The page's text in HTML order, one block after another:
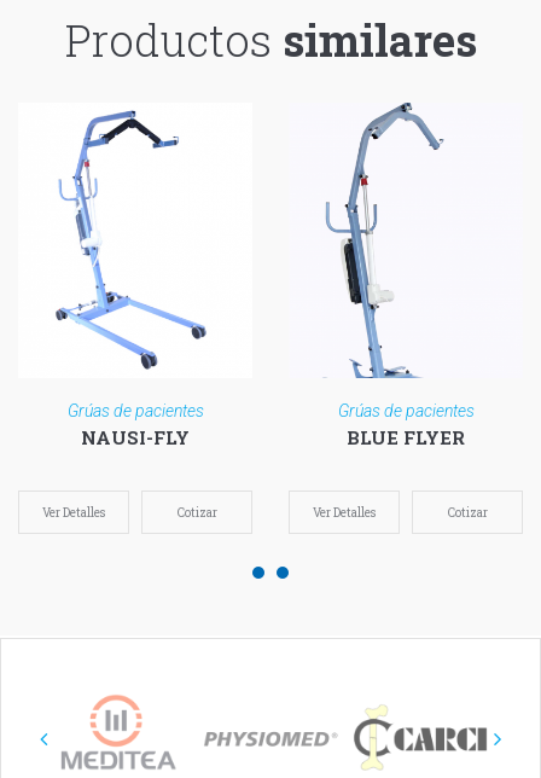
Productos similares
Grúas de pacientes
NAUSI-FLY
Ver Detalles Cotizar
Grúas de pacientes
BLUE FLYER
Ver Detalles Cotizar